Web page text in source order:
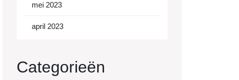
mei 2023
april 2023
Categorieën